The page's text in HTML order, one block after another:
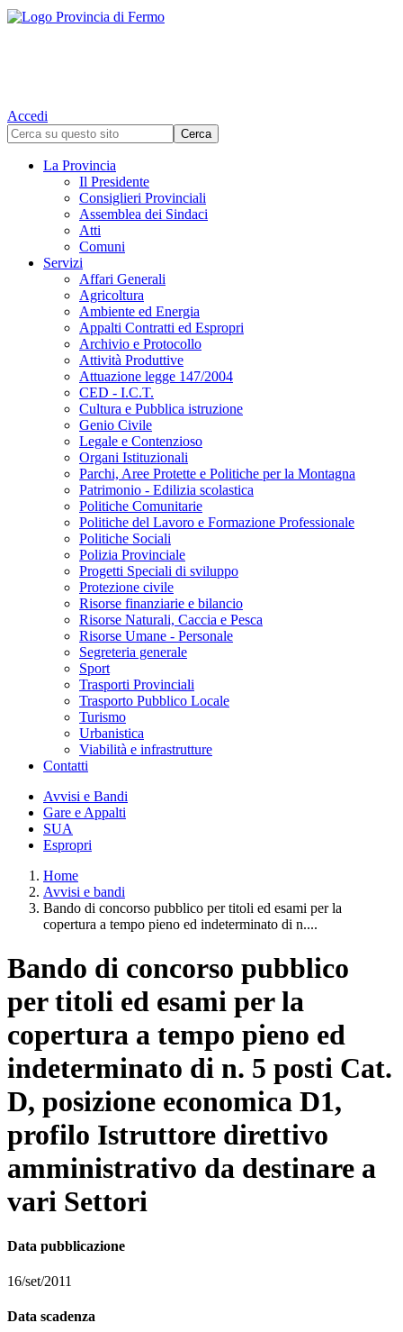
Accedi
La Provincia
Il Presidente
Consiglieri Provinciali
Assemblea dei Sindaci
Atti
Comuni
Servizi
Affari Generali
Agricoltura
Ambiente ed Energia
Appalti Contratti ed Espropri
Archivio e Protocollo
Attività Produttive
Attuazione legge 147/2004
CED - I.C.T.
Cultura e Pubblica istruzione
Genio Civile
Legale e Contenzioso
Organi Istituzionali
Parchi, Aree Protette e Politiche per la Montagna
Patrimonio - Edilizia scolastica
Politiche Comunitarie
Politiche del Lavoro e Formazione Professionale
Politiche Sociali
Polizia Provinciale
Progetti Speciali di sviluppo
Protezione civile
Risorse finanziarie e bilancio
Risorse Naturali, Caccia e Pesca
Risorse Umane - Personale
Segreteria generale
Sport
Trasporti Provinciali
Trasporto Pubblico Locale
Turismo
Urbanistica
Viabilità e infrastrutture
Contatti
Avvisi e Bandi
Gare e Appalti
SUA
Espropri
Home
Avvisi e bandi
Bando di concorso pubblico per titoli ed esami per la
copertura a tempo pieno ed indeterminato di n....
Bando di concorso pubblico
per titoli ed esami per la
copertura a tempo pieno ed
indeterminato di n. 5 posti Cat.
D, posizione economica D1,
profilo Istruttore direttivo
amministrativo da destinare a
vari Settori
Data pubblicazione
16/set/2011
Data scadenza